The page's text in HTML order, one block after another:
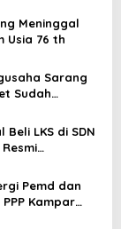
Meninggal
Usia 76 th
Sarang
Sudah
Polda Jambi
Penahanan
Beli LKS di SDN
– Pimum
Desak Usut
Pemd dan
Kampar